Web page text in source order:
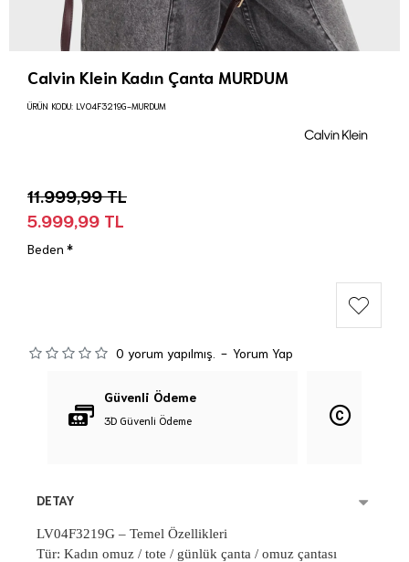
Calvin Klein Kadın Çanta MURDUM
0 yorum yapılmış. - Yorum Yap
5.999,99 TL
11.999,99 TL
ÜRÜN KODU: LV04F3219G-MURDUM
Beden
Güvenli Ödeme
3D Güvenli Ödeme
DETAY
LV04F3219G – Temel Özellikleri
Tür: Kadın omuz / tote / günlük çanta / omuz çantası